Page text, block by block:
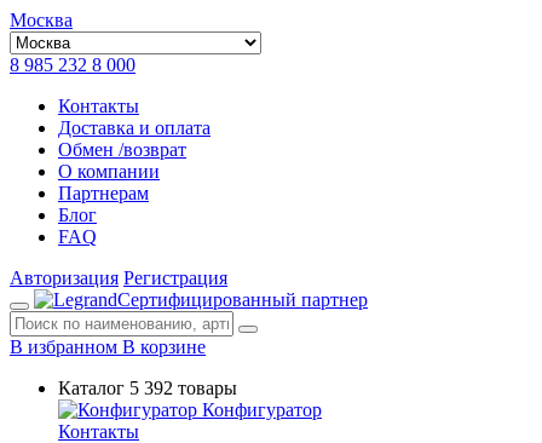
Москва
8 985 232 8 000
Контакты
Доставка и оплата
Обмен /возврат
О компании
Партнерам
Блог
FAQ
Авторизация Регистрация
Сертифицированный партнер
В избранном В корзине
Каталог 5 392 товары
Конфигуратор
Контакты